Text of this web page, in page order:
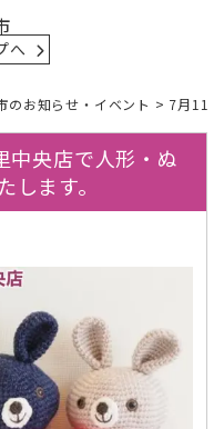
へ
のお知らせ・イベント > 7月11
中央店で人形・ぬ
ます。